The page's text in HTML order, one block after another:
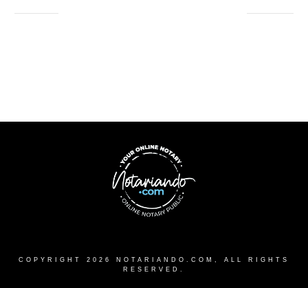
COPYRIGHT 2026 NOTARIANDO.COM , ALL RIGHTS
RESERVED.